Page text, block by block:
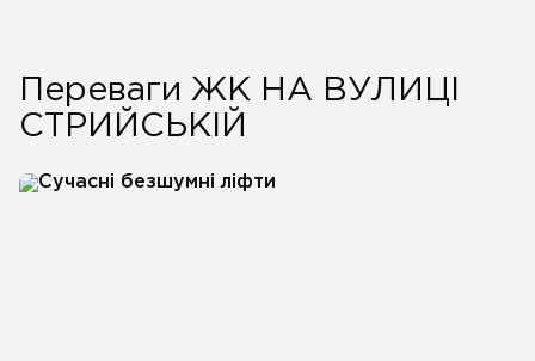
Переваги ЖК НА ВУЛИЦІ
СТРИЙСЬКІЙ